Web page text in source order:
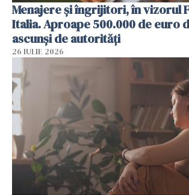
Menajere și îngrijitori, în vizorul
Italia. Aproape 500.000 de euro
ascunși de autorități
26 IULIE 2026